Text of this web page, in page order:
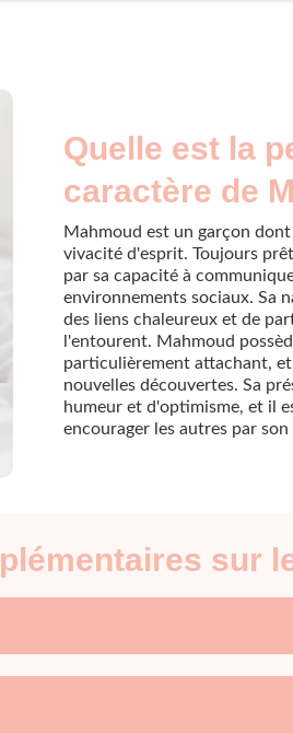
Quelle est la
caractère de
Mahmoud est un garçon
vivacité d'esprit. Toujours
par sa capacité à
environnements sociaux. Sa
des liens chaleureux et de
l'entourent. Mahmoud
particulièrement attachant,
nouvelles découvertes. Sa
humeur et d'optimisme, et il
encourager les autres par
sur